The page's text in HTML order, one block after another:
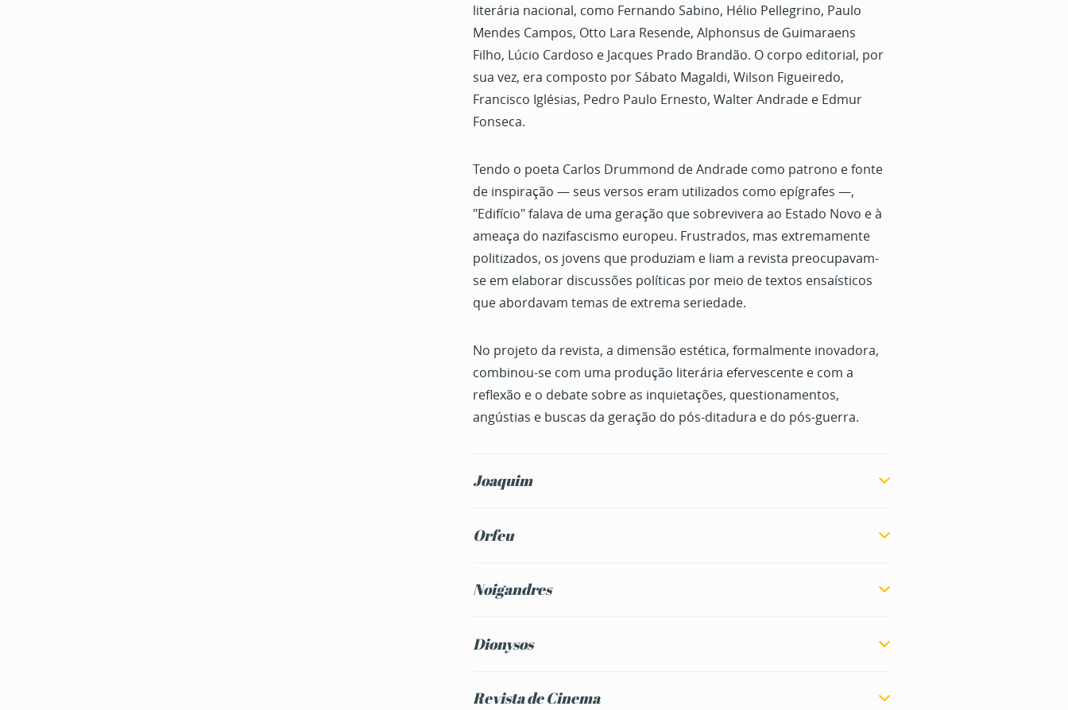
literária nacional, como Fernando Sabino, Hélio Pellegrino, Paulo
Mendes Campos, Otto Lara Resende, Alphonsus de Guimaraens
Filho, Lúcio Cardoso e Jacques Prado Brandão. O corpo editorial, por
sua vez, era composto por Sábato Magaldi, Wilson Figueiredo,
Francisco Iglésias, Pedro Paulo Ernesto, Walter Andrade e Edmur
Fonseca.
Tendo o poeta Carlos Drummond de Andrade como patrono e fonte
de inspiração — seus versos eram utilizados como epígrafes —,
"Edifício" falava de uma geração que sobrevivera ao Estado Novo e à
ameaça do nazifascismo europeu. Frustrados, mas extremamente
politizados, os jovens que produziam e liam a revista preocupavam-
se em elaborar discussões políticas por meio de textos ensaísticos
que abordavam temas de extrema seriedade.
No projeto da revista, a dimensão estética, formalmente inovadora,
combinou-se com uma produção literária efervescente e com a
reflexão e o debate sobre as inquietações, questionamentos,
angústias e buscas da geração do pós-ditadura e do pós-guerra.
Joaquim
Orfeu
Noigandres
Dionysos
Revista de Cinema